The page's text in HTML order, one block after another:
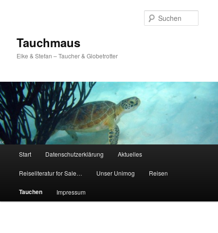
Tauchmaus
Elke & Stefan – Taucher & Globetrotter
Start Datenschutzerklärung Aktuelles
Reiseliteratur for Sale… Unser Unimog Reisen
Tauchen Impressum